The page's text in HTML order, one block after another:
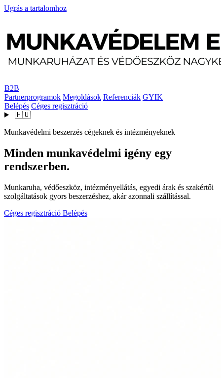
Ugrás a tartalomhoz
B2B
Partnerprogramok Megoldások Referenciák GYIK
Belépés Céges regisztráció
🇭🇺
Munkavédelmi beszerzés cégeknek és intézményeknek
Minden munkavédelmi igény egy
rendszerben.
Munkaruha, védőeszköz, intézményellátás, egyedi árak és szakértői
szolgáltatások gyors beszerzéshez, akár azonnali szállítással.
Céges regisztráció Belépés